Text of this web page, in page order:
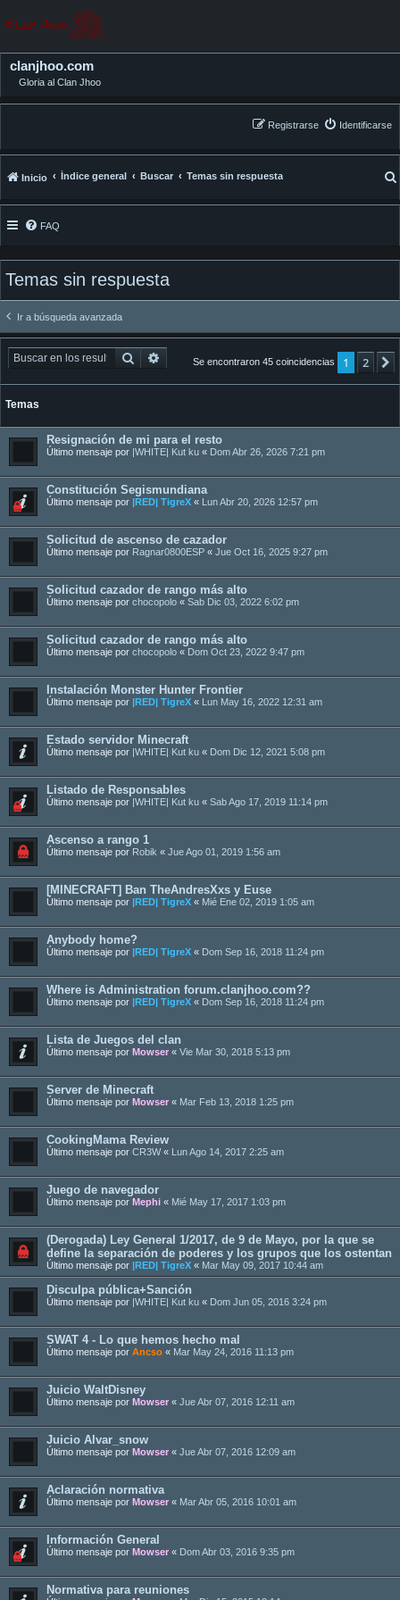
clanjhoo.com
Gloria al Clan Jhoo
Identificarse
Registrarse
Inicio Índice general Buscar Temas sin respuesta
FAQ
Temas sin respuesta
Ir a búsqueda avanzada
Buscar Búsqueda avanzada
Se encontraron 45 coincidencias 1 2
Temas
Resignación de mi para el resto
Último mensaje por |WHITE| Kut ku « Dom Abr 26, 2026 7:21 pm
Constitución Segismundiana
Último mensaje por |RED| TigreX « Lun Abr 20, 2026 12:57 pm
Solicitud de ascenso de cazador
Último mensaje por Ragnar0800ESP « Jue Oct 16, 2025 9:27 pm
Solicitud cazador de rango más alto
Último mensaje por chocopolo « Sab Dic 03, 2022 6:02 pm
Solicitud cazador de rango más alto
Último mensaje por chocopolo « Dom Oct 23, 2022 9:47 pm
Instalación Monster Hunter Frontier
Último mensaje por |RED| TigreX « Lun May 16, 2022 12:31 am
Estado servidor Minecraft
Último mensaje por |WHITE| Kut ku « Dom Dic 12, 2021 5:08 pm
Listado de Responsables
Último mensaje por |WHITE| Kut ku « Sab Ago 17, 2019 11:14 pm
Ascenso a rango 1
Último mensaje por Robik « Jue Ago 01, 2019 1:56 am
[MINECRAFT] Ban TheAndresXxs y Euse
Último mensaje por |RED| TigreX « Mié Ene 02, 2019 1:05 am
Anybody home?
Último mensaje por |RED| TigreX « Dom Sep 16, 2018 11:24 pm
Where is Administration forum.clanjhoo.com??
Último mensaje por |RED| TigreX « Dom Sep 16, 2018 11:24 pm
Lista de Juegos del clan
Último mensaje por Mowser « Vie Mar 30, 2018 5:13 pm
Server de Minecraft
Último mensaje por Mowser « Mar Feb 13, 2018 1:25 pm
CookingMama Review
Último mensaje por CR3W« Lun Ago 14, 2017 2:25 am
Juego de navegador
Último mensaje por Mephi « Mié May 17, 2017 1:03 pm
(Derogada) Ley General 1/2017, de 9 de Mayo, por la que se
define la separación de poderes y los grupos que los ostentan
Último mensaje por |RED| TigreX « Mar May 09, 2017 10:44 am
Disculpa pública+Sanción
Último mensaje por |WHITE| Kut ku « Dom Jun 05, 2016 3:24 pm
SWAT 4 - Lo que hemos hecho mal
Último mensaje por Ancso « Mar May 24, 2016 11:13 pm
Juicio WaltDisney
Último mensaje por Mowser « Jue Abr 07, 2016 12:11 am
Juicio Alvar_snow
Último mensaje por Mowser « Jue Abr 07, 2016 12:09 am
Aclaración normativa
Último mensaje por Mowser « Mar Abr 05, 2016 10:01 am
Información General
Último mensaje por Mowser « Dom Abr 03, 2016 9:35 pm
Normativa para reuniones